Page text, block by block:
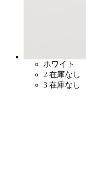
ホワイト
2 在庫なし
3 在庫なし